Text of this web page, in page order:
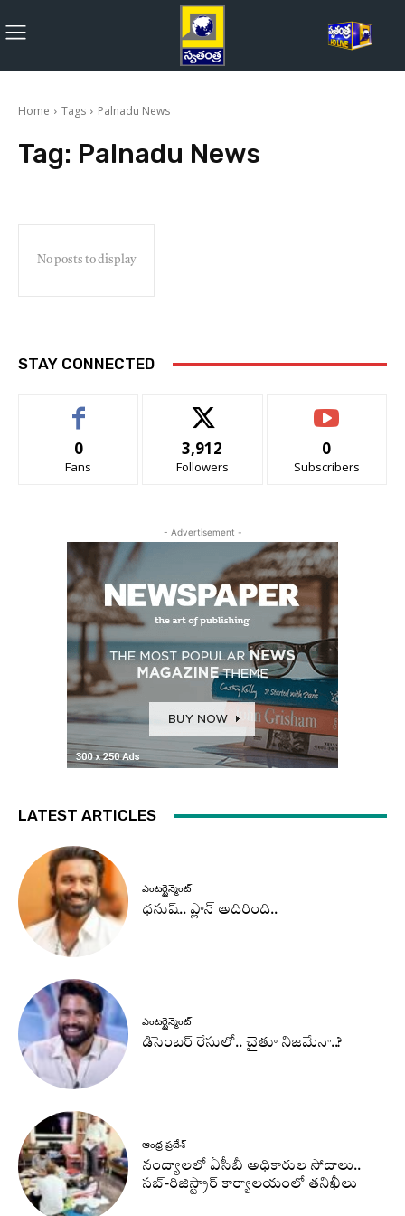
Home Tags Palnadu News
Tag: Palnadu News
No posts to display
STAY CONNECTED
0
Fans
3,912
Followers
0
Subscribers
- Advertisement -
LATEST ARTICLES
ఎంటర్టైన్మెంట్
ధనుష్‌.. ప్లాన్ అదిరింది..
ఎంటర్టైన్మెంట్
డిసెంబర్ రేసులో.. చైతూ నిజమేనా..?
ఆంధ్ర ప్రదేశ్
నంద్యాలలో ఏసీబీ అధికారుల సోదాలు..
సబ్-రిజిస్ట్రార్ కార్యాలయంలో తనిఖీలు